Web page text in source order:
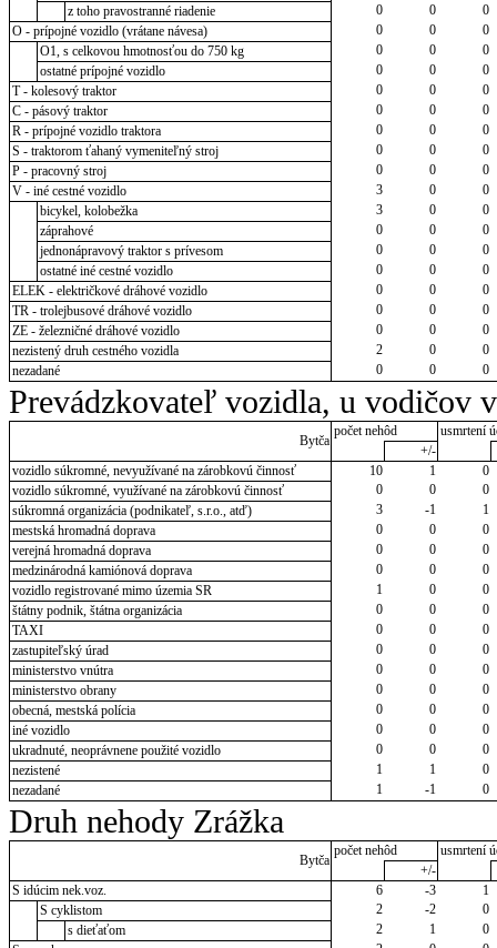
z toho pravostranné riadenie
0 0
0
O - prípojné vozidlo (vrátane návesa)
0 0
0
O1, s celkovou hmotnosťou do 750 kg
0 0
0
ostatné prípojné vozidlo
0 0
0
T - kolesový traktor
0 0
0
C - pásový traktor
0 0
0
R - prípojné vozidlo traktora
0 0
0
S - traktorom ťahaný vymeniteľný stroj
0 0
0
P - pracovný stroj
0 0
0
V - iné cestné vozidlo
3 0
0
bicykel, kolobežka
3 0
0
záprahové
0 0
0
jednonápravový traktor s prívesom
0 0
0
ostatné iné cestné vozidlo
0 0
0
ELEK - električkové dráhové vozidlo
0 0
0
TR - trolejbusové dráhové vozidlo
0 0
0
ZE - železničné dráhové vozidlo
0 0
0
nezistený druh cestného vozidla
2 0
0
nezadané
0 0 0
Prevádzkovateľ vozidla, u vodičov
Bytča
počet nehôd
usmrtení
+/-
vozidlo súkromné, nevyužívané na zárobkovú činnosť
10 1
0
vozidlo súkromné, využívané na zárobkovú činnosť
0 0
0
súkromná organizácia (podnikateľ, s.r.o., atď)
3 -1
1
mestská hromadná doprava
0 0
0
verejná hromadná doprava
0 0
0
medzinárodná kamiónová doprava
0 0
0
vozidlo registrované mimo územia SR
1 0
0
štátny podnik, štátna organizácia
0 0
0
TAXI
0 0
0
zastupiteľský úrad
0 0
0
ministerstvo vnútra
0 0
0
ministerstvo obrany
0 0
0
obecná, mestská polícia
0 0
0
iné vozidlo
0 0
0
ukradnuté, neoprávnene použité vozidlo
0 0
0
nezistené
1 1
0
nezadané
1 -1 0
Druh nehody Zrážka
Bytča
počet nehôd
usmrtení
+/-
S idúcim nek.voz.
6 -3
1
S cyklistom
2 -2
0
s dieťaťom
2 1
0